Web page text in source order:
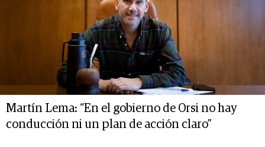
Martín Lema: “En el gobierno de Orsi no hay
conducción ni un plan de acción claro”